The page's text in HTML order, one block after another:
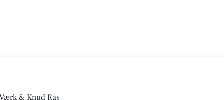
& Knud Ras